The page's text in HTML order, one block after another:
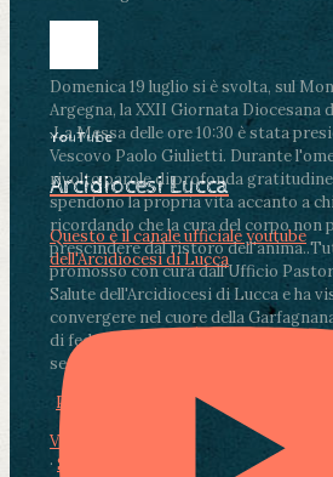
Domenica 19 luglio si è svolta, sul
Argegna, la XXII Giornata Diocesana
.La Messa delle ore 10:30 è stata
Vescovo Paolo Giulietti. Durante
rivolto parole di profonda
spendono la propria vita accanto a
ricordando che la cura del corpo non
prescindere dal ristoro dell'anima..
promosso con cura dall'Ufficio
Salute dell'Arcidiocesi di Lucca e ha
convergere nel cuore della
di fedeli, operatori sanitari, volontari
segnate dalla malattia.
Photo
View on Facebook
· Share
YouTube
Arcidiocesi Lucca
Questo è il canale ufficiale youtube
dell'Arcidiocesi di Lucca